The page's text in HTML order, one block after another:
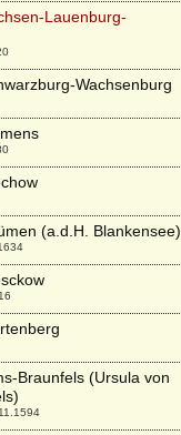
Lauenburg-
Wachsenburg
(a.d.H. Blankensee)
Braunfels (Ursula von